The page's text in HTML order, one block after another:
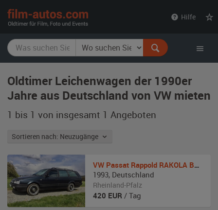
Hilfe
Oldtimer Leichenwagen der 1990er
Jahre aus Deutschland von VW mieten
1 bis 1 von insgesamt 1 Angeboten
Sortieren nach: Neuzugänge
VW Passat Rappold RAKOLA Bestattungswagen
1993, Deutschland
Rheinland-Pfalz
420 EUR / Tag